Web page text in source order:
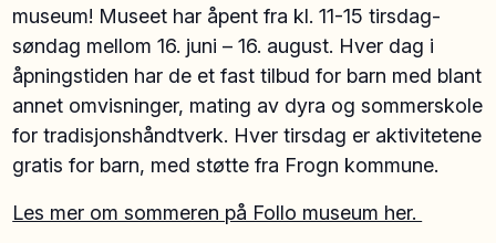
museum! Museet har åpent fra kl. 11-15 tirsdag-
søndag mellom 16. juni – 16. august. Hver dag i
åpningstiden har de et fast tilbud for barn med blant
annet omvisninger, mating av dyra og sommerskole
for tradisjonshåndtverk. Hver tirsdag er aktivitetene
gratis for barn, med støtte fra Frogn kommune.
Les mer om sommeren på Follo museum her.